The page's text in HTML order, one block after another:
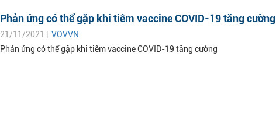
Phản ứng có thể gặp khi tiêm vaccine COVID-19 tăng cường
21/11/2021 | VOVVN
Phản ứng có thể gặp khi tiêm vaccine COVID-19 tăng cường